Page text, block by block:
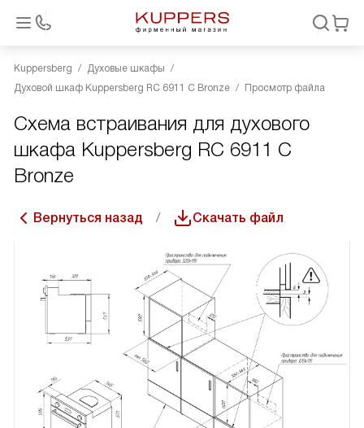
Kuppersberg
Духовые шкафы
Духовой шкаф Kuppersberg RC 6911 C Bronze
Просмотр файла
Схема встраивания для духового
шкафа Kuppersberg RC 6911 C
Bronze
Вернуться назад Скачать файл